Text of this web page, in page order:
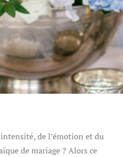
de l’émotion et du
de mariage ? Alors ce